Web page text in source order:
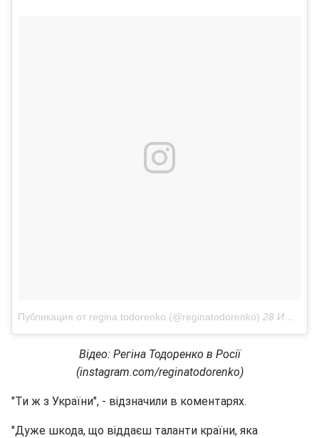
Публикация от regina todorenko (@reginatodorenko) 28 Июн 2018 в 10:48 PDT
Відео: Регіна Тодоренко в Росії
(instagram.com/reginatodorenko)
"Ти ж з України", - відзначили в коментарях.
"Дуже шкода, що віддаєш таланти країни, яка